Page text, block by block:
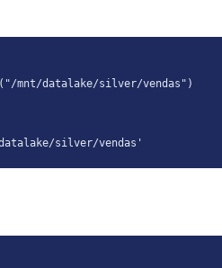
mnt/datalake/silver/vendas")
datalake/silver/vendas'